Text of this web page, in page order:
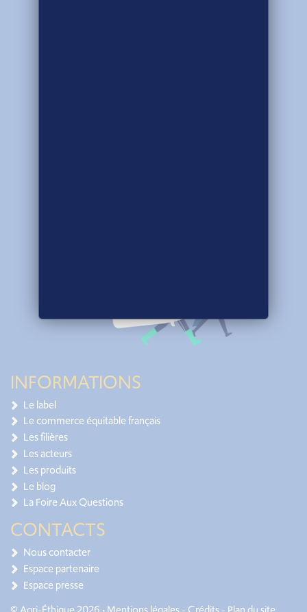
INFORMATIONS
Le label
Le commerce équitable français
Les filières
Les acteurs
Les produits
Le blog
La Foire Aux Questions
CONTACTS
Nous contacter
Espace partenaire
Espace presse